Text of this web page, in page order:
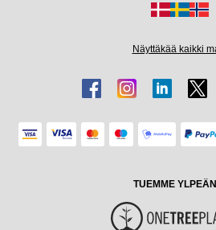
Näyttäkää kaikki
TUEMME